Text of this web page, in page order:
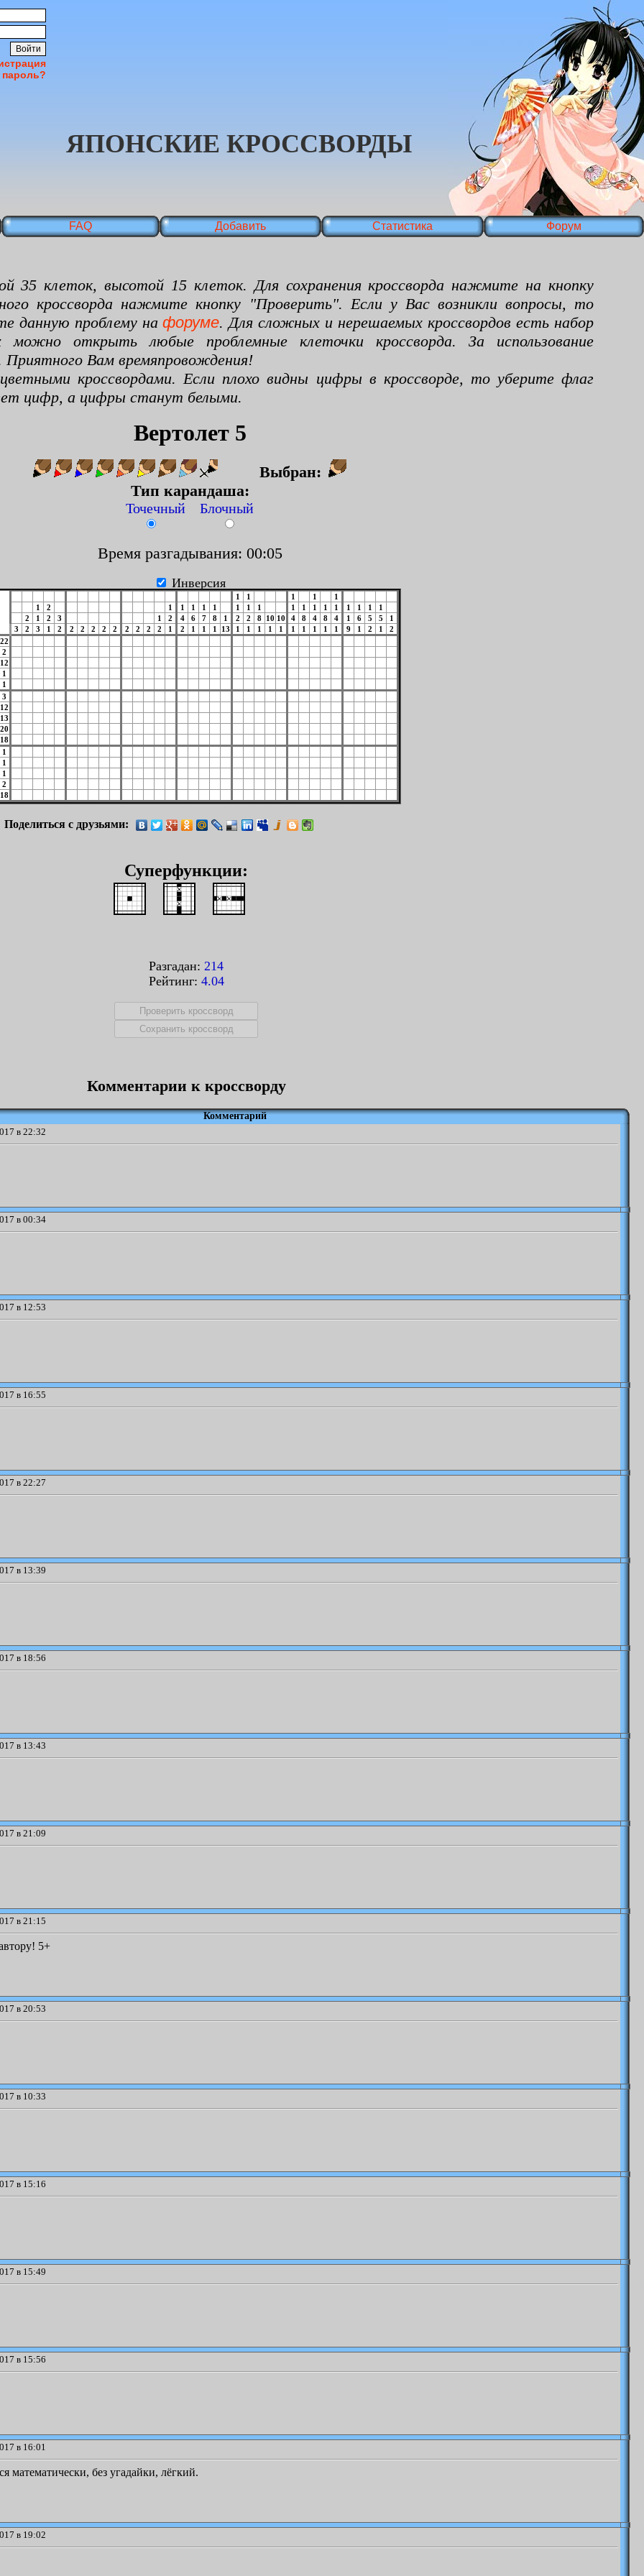
ЯПОНСКИЕ КРОССВОРДЫ
FAQ Добавить Статистика Форум
клеток, высотой 15 клеток. Для сохранения кроссворда нажмите на кнопку
кроссворда нажмите кнопку "Проверить". Если у Вас возникли вопросы, то
данную проблему нафоруме. Для сложных и нерешаемых кроссвордов есть набор
открыть любые проблемные клеточки кроссворда. За использование
Вам времяпровождения!
кроссвордами. Если плохо видны цифры в кроссворде, то уберите флаг
цифр, а цифры станут белыми.
Вертолет 5
Выбран:
Тип карандаша:
Точечный Блочный
Время разгадывания: 00:06
Инверсия
1 1 1 1
1
1
2 1 1 1 1 1 1 1 1 1 1 1 1 1 1 1 1
1
2
1 2 3 1 2 4 6 7 8 1 2 2 8 10 10 4 8 4 8 4 1 6 5 5
1
3
2 3 1 2 2 2 2 2 2 2 2 2 2 1 2 1 1 1 13 1 1 1 1 1 1 1 1 1 1 9 1 2 1
2
22
2
12
1
1
3
12
13
20
18
1
1
1
2
18
Поделиться с друзьями:
Суперфункции:
Разгадан: 214
Рейтинг: 4.04
Комментарии к кроссворду
Комментарий
в 22:32
в 00:34
в 12:53
в 16:55
в 22:27
в 13:39
в 18:56
в 13:43
в 21:09
в 21:15
5+
в 20:53
в 10:33
в 15:16
в 15:49
в 15:56
в 16:01
математически, без угадайки, лёгкий.
в 19:02